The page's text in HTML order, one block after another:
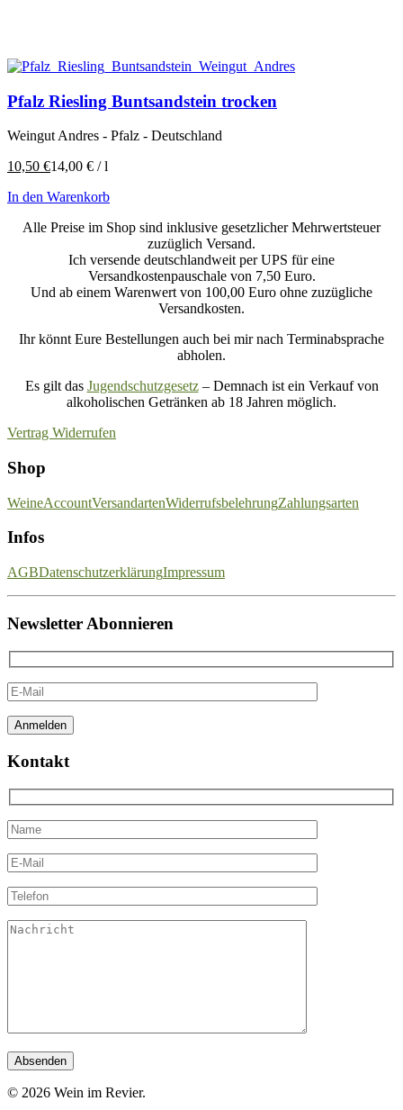
Pfalz Riesling Buntsandstein trocken
Weingut Andres - Pfalz - Deutschland
10,50 €14,00 € /l
In den Warenkorb
Alle Preise im Shop sind inklusive gesetzlicher Mehrwertsteuer
zuzüglich Versand.
Ich versende deutschlandweit per UPS für eine
Versandkostenpauschale von 7,50 Euro.
Und ab einem Warenwert von 100,00 Euro ohne zuzügliche
Versandkosten.
Ihr könnt Eure Bestellungen auch bei mir nach Terminabsprache
abholen.
Es gilt das Jugendschutzgesetz– Demnach ist ein Verkauf von
alkoholischen Getränken ab 18 Jahren möglich.
Vertrag Widerrufen
Shop
WeineAccountVersandartenWiderrufsbelehrungZahlungsarten
Infos
AGBDatenschutzerklärungImpressum
Newsletter Abonnieren
Kontakt
© 2026 Wein im Revier.